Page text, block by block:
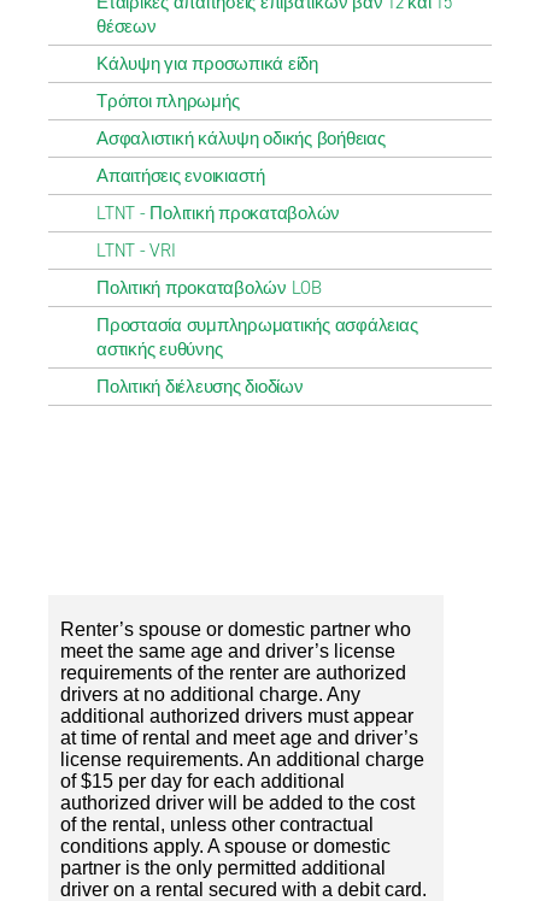
θέσεων
Κάλυψη για προσωπικά είδη
Τρόποι πληρωμής
Ασφαλιστική κάλυψη οδικής βοήθειας
Απαιτήσεις ενοικιαστή
LTNT - Πολιτική προκαταβολών
LTNT - VRI
Πολιτική προκαταβολών LOB
Προστασία συμπληρωματικής ασφάλειας
αστικής ευθύνης
Πολιτική διέλευσης διοδίων
Renter’s spouse or domestic partner who
meet the same age and driver’s license
requirements of the renter are authorized
drivers at no additional charge. Any
additional authorized drivers must appear
at time of rental and meet age and driver’s
license requirements. An additional charge
of $15 per day for each additional
authorized driver will be added to the cost
of the rental, unless other contractual
conditions apply. A spouse or domestic
partner is the only permitted additional
driver on a rental secured with a debit card.